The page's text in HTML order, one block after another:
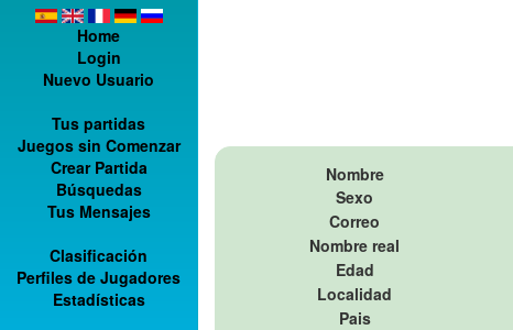
Home
Login
Nuevo Usuario
Tus partidas
Juegos sin Comenzar
Crear Partida
Búsquedas
Tus Mensajes
Clasificación
Perfiles de Jugadores
Estadísticas
Nombre
Sexo
Correo
Nombre real
Edad
Localidad
Pais